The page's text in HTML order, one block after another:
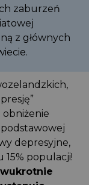
zaburzeń
z głównych
obniżenie
depresyjne,
15% populacji!